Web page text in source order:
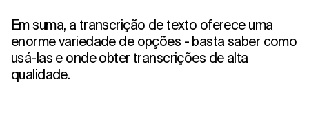
Em suma, a transcrição de texto oferece uma
enorme variedade de opções - basta saber como
usá-las e onde obter transcrições de alta
qualidade.